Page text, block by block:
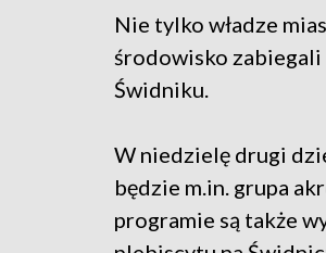
Nie tylko władze
środowisko zabiegali
Świdniku.
W niedzielę drugi
będzie m.in. grupa
programie są także